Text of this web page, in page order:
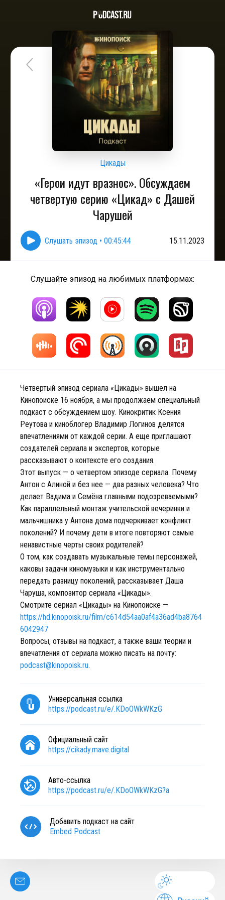
Цикады
«Герои идут вразнос». Обсуждаем
четвертую серию «Цикад» с Дашей
Чарушей
Слушать эпизод • 00:45:44 15.11.2023
Слушайте эпизод на любимых платформах:
Четвертый эпизод сериала «Цикады» вышел на
Кинопоиске 16 ноября, а мы продолжаем специальный
подкаст с обсуждением шоу. Кинокритик Ксения
Реутова и киноблогер Владимир Логинов делятся
впечатлениями от каждой серии. А еще приглашают
создателей сериала и экспертов, которые
рассказывают о контексте его создания.
Этот выпуск — о четвертом эпизоде сериала. Почему
Антон с Алиной и без нее — два разных человека? Что
делает Вадима и Семёна главными подозреваемыми?
Как параллельный монтаж учительской вечеринки и
мальчишника у Антона дома подчеркивает конфликт
поколений? И почему дети в итоге повторяют самые
ненавистные черты своих родителей?
О том, как создавать музыкальные темы персонажей,
каковы задачи киномузыки и как инструментально
передать разницу поколений, рассказывает Даша
Чаруша, композитор сериала «Цикады».
Смотрите сериал «Цикады» на Кинопоиске —
https://hd.kinopoisk.ru/film/c614d54aa0af4a36ad4ba8764
6042947
Вопросы, отзывы на подкаст, а также ваши теории и
впечатления от сериала можно писать на почту:
podcast@kinopoisk.ru.
Универсальная ссылка
https://podcast.ru/e/.KDoOWkWKzG
Официальный сайт
https://cikady.mave.digital
Авто-ссылка
https://podcast.ru/e/.KDoOWkWKzG?a
Добавить подкаст на сайт
Embed Podcast